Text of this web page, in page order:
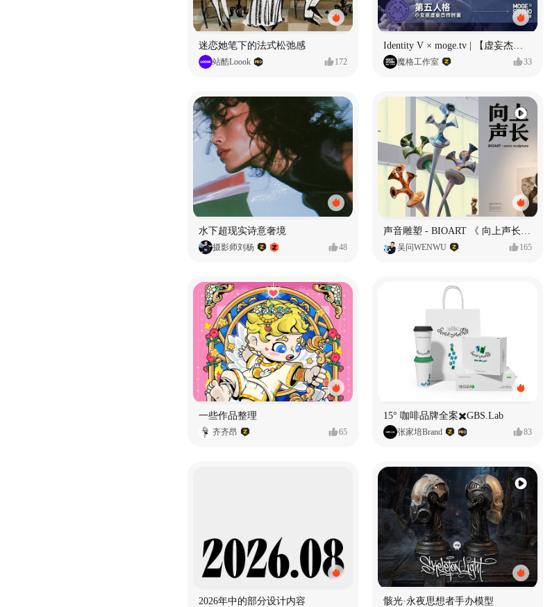
迷恋她笔下的法式松弛感
站酷Loook 172
Identity V × moge.tv | 【虚妄杰作时装】“小女孩”
魔格工作室 33
水下超现实诗意奢境
摄影师刘杨 48 吴问WENWU 165
一些作品整理
齐齐昂 65
15° 咖啡品牌全案✖️GBS.Lab
张家培Brand 83
2026年中的部分设计内容 骸光·永夜思想者手办模型